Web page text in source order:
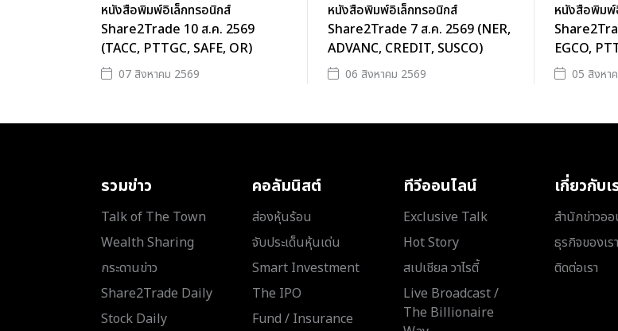
หนังสือพิมพ์อิเล็กทรอนิกส์
Share2Trade 10 ส.ค. 2569
(TACC, PTTGC, SAFE, OR)
07 สิงหาคม 2569
หนังสือพิมพ์อิเล็กทรอนิกส์
Share2Trade 7 ส.ค. 2569 (NER,
ADVANC, CREDIT, SUSCO)
06 สิงหาคม 2569
หนังสือพิมพ์
EGCO,
05 สิงหา
รวมข่าว
Talk of The Town
Wealth Sharing
กระดานข่าว
Share2Trade Daily
Stock Daily
คอลัมนิสต์
ส่องหุ้นร้อน
จับประเด็นหุ้นเด่น
Smart Investment
The IPO
Fund / Insurance
ทีวีออนไลน์
Exclusive Talk
Hot Story
สเปเชียล วาไรตี้
Live Broadcast /
The Billionaire
เกี่ยวกับเ
สำนักข่าวอ
ธุรกิจของเรา
ติดต่อเรา